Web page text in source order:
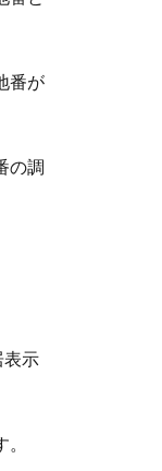
番が
の調
表示